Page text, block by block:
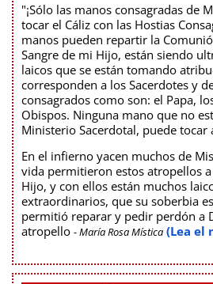
"¡Sólo las manos consagradas de
tocar el Cáliz con las Hostias
manos pueden repartir la
Sangre de mi Hijo, están siendo
laicos que se están tomando
corresponden a los Sacerdotes y
consagrados como son: el Papa,
Obispos. Ninguna mano que no
Ministerio Sacerdotal, puede tocar
En el infierno yacen muchos de
vida permitieron estos atropellos
Hijo, y con ellos están muchos
extraordinarios, que su soberbia
permitió reparar y pedir perdón a
atropello - María Rosa Mística (Lea el